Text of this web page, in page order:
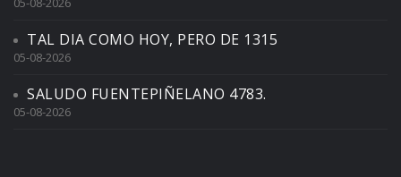
TAL DIA COMO HOY, PERO DE 1315
05-08-2026
SALUDO FUENTEPIÑELANO 4783.
05-08-2026